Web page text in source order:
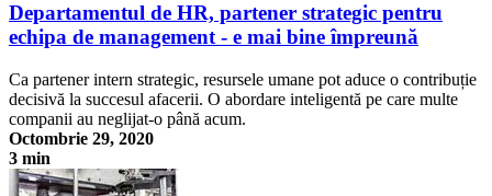
Departamentul de HR, partener strategic pentru
echipa de management - e mai bine împreună
Ca partener intern strategic, resursele umane pot aduce o contribuție
decisivă la succesul afacerii. O abordare inteligentă pe care multe
companii au neglijat-o până acum.
Octombrie 29, 2020
3 min
Departamentul de HR, partener strategic pentru echipa de